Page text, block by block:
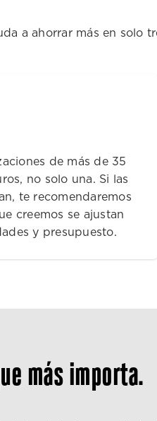
a ahorrar más en solo
de más de 35
no solo una. Si las
te recomendaremos
creemos se ajustan
y presupuesto.
más importa.